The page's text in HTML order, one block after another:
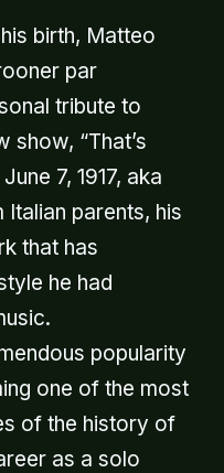
birth, Matteo
par
tribute to
show, “That’s
7, 1917, aka
parents, his
that has
he had
popularity
one of the most
of the history of
as a solo